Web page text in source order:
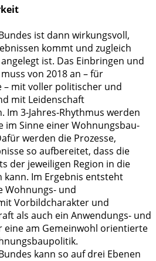
ist dann wirkungsvoll,
kommt und zugleich
ist. Das Einbringen und
von 2018 an – für
– mit voller politischer und
mit Leidenschaft
3-Jahres-Rhythmus werden
im Sinne einer Wohnungsbau-
werden die Prozesse,
so aufbereitet, dass die
der jeweiligen Region in die
kann. Im Ergebnis entsteht
Wohnungs- und
Vorbildcharakter und
als auch ein Anwendungs- und
am Gemeinwohl orientierte
kann so auf drei Ebenen